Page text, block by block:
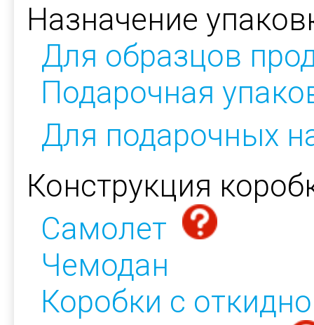
Назначение
Для образцов
Подарочная
Для подарочных
Конструкция
Самолет
Чемодан
Коробки с